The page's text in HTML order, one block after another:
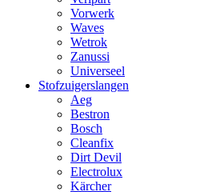
Vorwerk
Waves
Wetrok
Zanussi
Universeel
Stofzuigerslangen
Aeg
Bestron
Bosch
Cleanfix
Dirt Devil
Electrolux
Kärcher